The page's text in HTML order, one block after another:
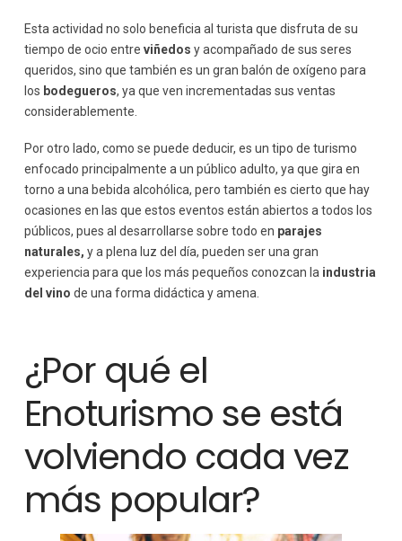
Esta actividad no solo beneficia al turista que disfruta de su
tiempo de ocio entre viñedos y acompañado de sus seres
queridos, sino que también es un gran balón de oxígeno para
los bodegueros, ya que ven incrementadas sus ventas
considerablemente.
Por otro lado, como se puede deducir, es un tipo de turismo
enfocado principalmente a un público adulto, ya que gira en
torno a una bebida alcohólica, pero también es cierto que hay
ocasiones en las que estos eventos están abiertos a todos los
públicos, pues al desarrollarse sobre todo en parajes
naturales, y a plena luz del día, pueden ser una gran
experiencia para que los más pequeños conozcan la industria
del vino de una forma didáctica y amena.
¿Por qué el
Enoturismo se está
volviendo cada vez
más popular?